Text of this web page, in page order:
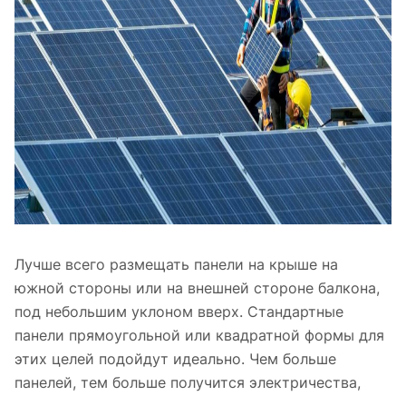
Лучше всего размещать панели на крыше на
южной стороны или на внешней стороне балкона,
под небольшим уклоном вверх. Стандартные
панели прямоугольной или квадратной формы для
этих целей подойдут идеально. Чем больше
панелей, тем больше получится электричества,